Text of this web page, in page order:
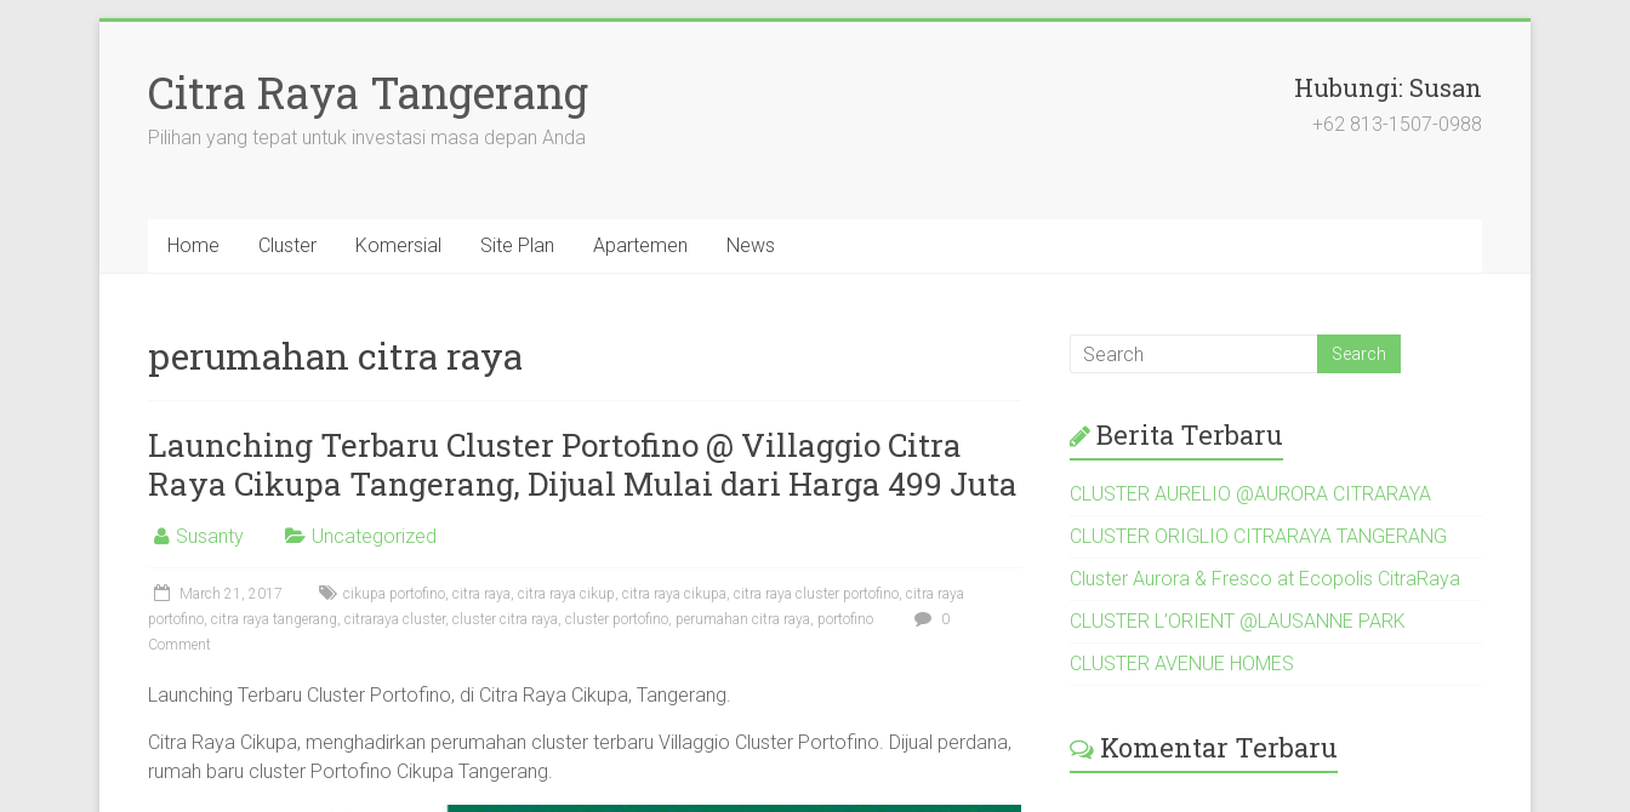
Citra Raya Tangerang
Pilihan yang tepat untuk investasi masa depan Anda
Hubungi: Susan
+62 813-1507-0988
Home Cluster Komersial Site Plan Apartemen News
perumahan citra raya
Launching Terbaru Cluster Portofino @ Villaggio Citra
Raya Cikupa Tangerang, Dijual Mulai dari Harga 499 Juta
Susanty Uncategorized
March 21, 2017 cikupa portofino, citra raya, citra raya cikup, citra raya cikupa, citra raya cluster portofino, citra raya
portofino, citra raya tangerang, citraraya cluster, cluster citra raya, cluster portofino, perumahan citra raya, portofino
0
Comment
Launching Terbaru Cluster Portofino, di Citra Raya Cikupa, Tangerang.
Citra Raya Cikupa, menghadirkan perumahan cluster terbaru Villaggio Cluster Portofino. Dijual perdana,
rumah baru cluster Portofino Cikupa Tangerang.
Berita Terbaru
CLUSTER AURELIO @AURORA CITRARAYA
CLUSTER ORIGLIO CITRARAYA TANGERANG
Cluster Aurora & Fresco at Ecopolis CitraRaya
CLUSTER L’ORIENT @LAUSANNE PARK
CLUSTER AVENUE HOMES
Komentar Terbaru